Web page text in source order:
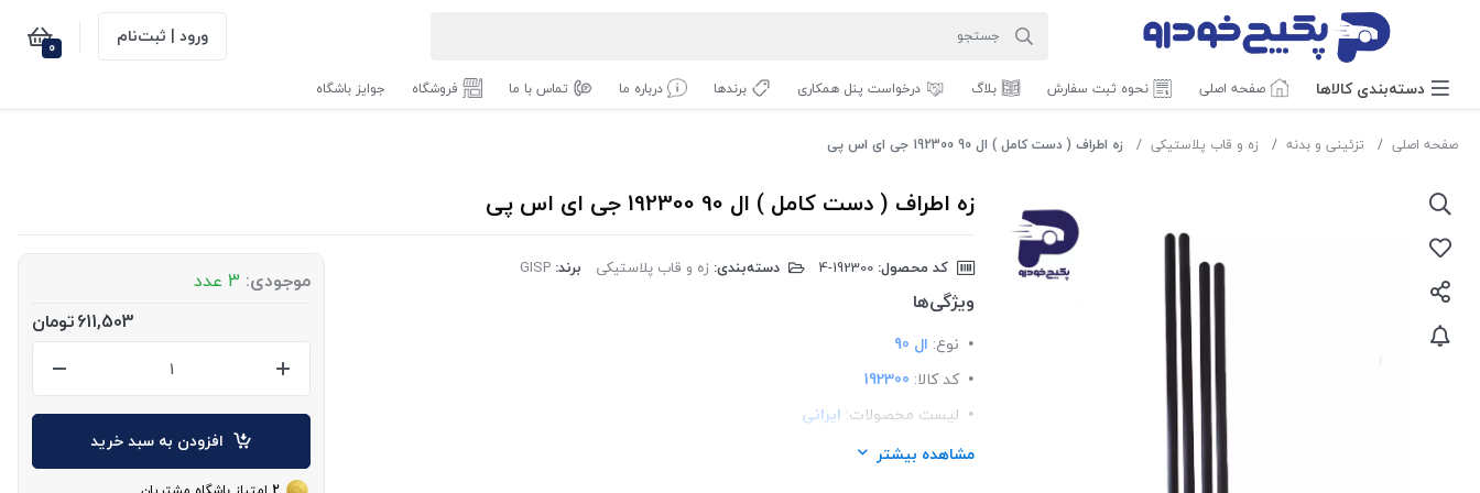
ورود | ثبت‌نام 0
دسته‌بندی‌ کالاها صفحه اصلی نحوه ثبت سفارش بلاگ درخواست پنل همکاری برندها درباره ما تماس با ما فروشگاه جوایز باشگاه
صفحه اصلی تزئینی و بدنه زه و قاب پلاستیکی زه اطراف ( دست کامل ) ال 90 192300 جی ای اس پی
زه اطراف ( دست کامل ) ال 90 192300 جی ای اس پی
کد محصول: دسته‌بندی: زه و قاب پلاستیکی برند: GISP
ویژگی‌ها
نوع: ال 90
کد کالا: 192300
لیست محصولات: ایرانی
برند:GISP
مشاهده بیشتر
موجودی: 3 عدد
611,503تومان
افزودن به سبد خرید